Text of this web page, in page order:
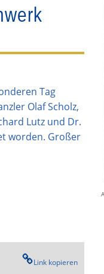
Tag
Olaf Scholz,
Lutz und Dr.
worden. Großer
Link kopieren